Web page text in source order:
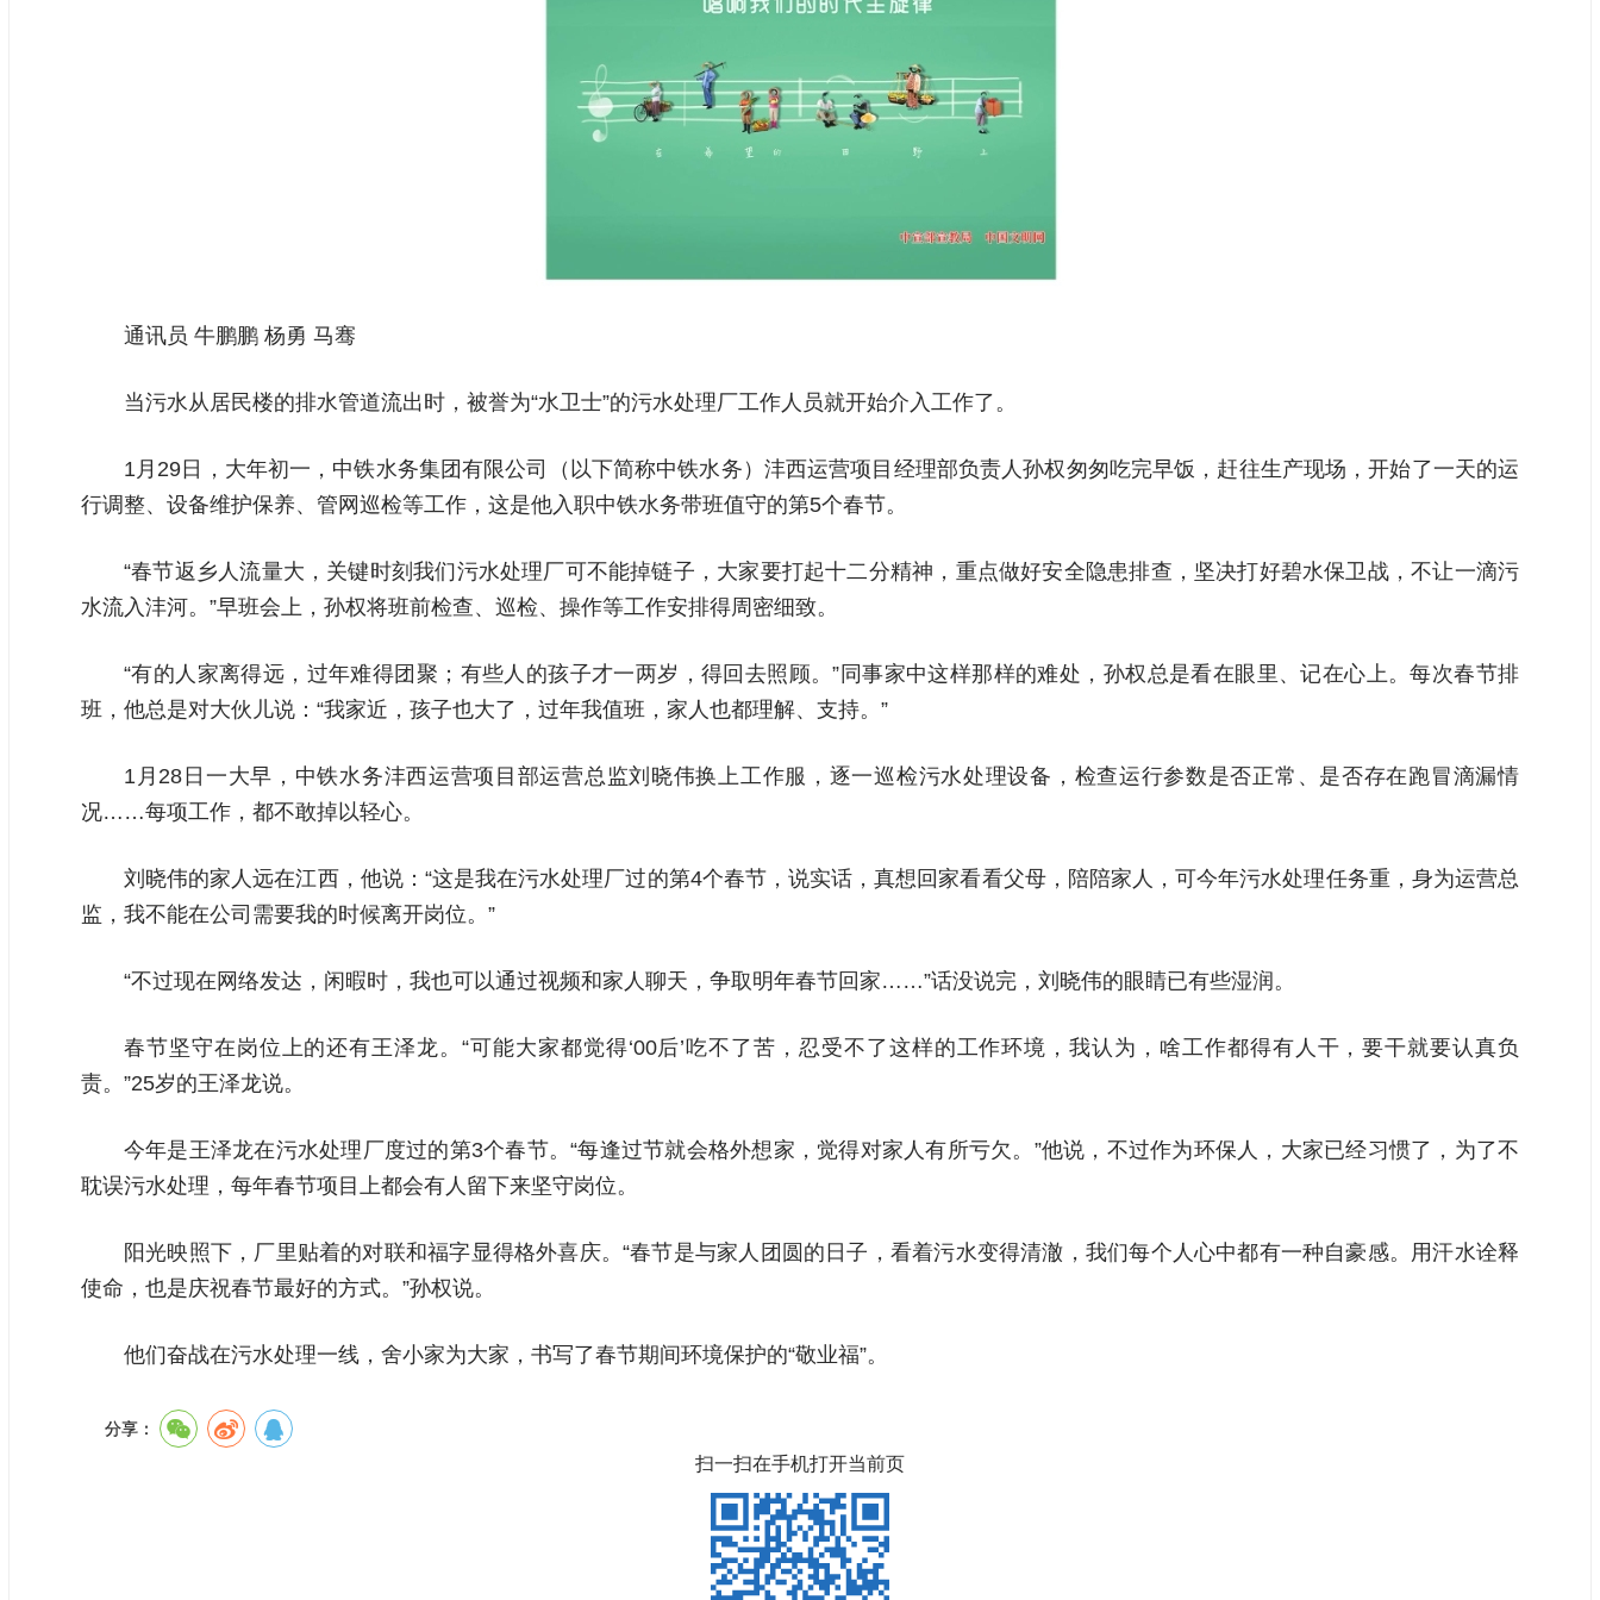
通讯员 牛鹏鹏 杨勇 马骞
当污水从居民楼的排水管道流出时，被誉为“水卫士”的污水处理厂工作人员就开始介入工作了。
1月29日，大年初一，中铁水务集团有限公司（以下简称中铁水务）沣西运营项目经理部负责人孙权匆匆吃完早饭，赶往生产现场，开始了一天的运
行调整、设备维护保养、管网巡检等工作，这是他入职中铁水务带班值守的第5个春节。
“春节返乡人流量大，关键时刻我们污水处理厂可不能掉链子，大家要打起十二分精神，重点做好安全隐患排查，坚决打好碧水保卫战，不让一滴污
水流入沣河。”早班会上，孙权将班前检查、巡检、操作等工作安排得周密细致。
“有的人家离得远，过年难得团聚；有些人的孩子才一两岁，得回去照顾。”同事家中这样那样的难处，孙权总是看在眼里、记在心上。每次春节排
班，他总是对大伙儿说：“我家近，孩子也大了，过年我值班，家人也都理解、支持。”
1月28日一大早，中铁水务沣西运营项目部运营总监刘晓伟换上工作服，逐一巡检污水处理设备，检查运行参数是否正常、是否存在跑冒滴漏情
况……每项工作，都不敢掉以轻心。
刘晓伟的家人远在江西，他说：“这是我在污水处理厂过的第4个春节，说实话，真想回家看看父母，陪陪家人，可今年污水处理任务重，身为运营总
监，我不能在公司需要我的时候离开岗位。”
“不过现在网络发达，闲暇时，我也可以通过视频和家人聊天，争取明年春节回家……”话没说完，刘晓伟的眼睛已有些湿润。
春节坚守在岗位上的还有王泽龙。“可能大家都觉得‘00后’吃不了苦，忍受不了这样的工作环境，我认为，啥工作都得有人干，要干就要认真负
责。”25岁的王泽龙说。
今年是王泽龙在污水处理厂度过的第3个春节。“每逢过节就会格外想家，觉得对家人有所亏欠。”他说，不过作为环保人，大家已经习惯了，为了不
耽误污水处理，每年春节项目上都会有人留下来坚守岗位。
阳光映照下，厂里贴着的对联和福字显得格外喜庆。“春节是与家人团圆的日子，看着污水变得清澈，我们每个人心中都有一种自豪感。用汗水诠释
使命，也是庆祝春节最好的方式。”孙权说。
他们奋战在污水处理一线，舍小家为大家，书写了春节期间环境保护的“敬业福”。
分享：
扫一扫在手机打开当前页